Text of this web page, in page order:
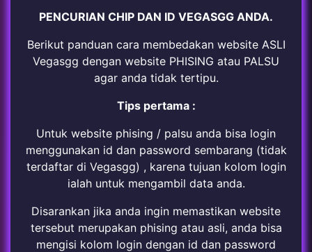
PENCURIAN CHIP DAN ID VEGASGG ANDA.
Berikut panduan cara membedakan website ASLI
Vegasgg dengan website PHISING atau PALSU
agar anda tidak tertipu.
Tips pertama :
Untuk website phising / palsu anda bisa login
menggunakan id dan password sembarang (tidak
terdaftar di Vegasgg) , karena tujuan kolom login
ialah untuk mengambil data anda.
Disarankan jika anda ingin memastikan website
tersebut merupakan phising atau asli, anda bisa
mengisi kolom login dengan id dan password